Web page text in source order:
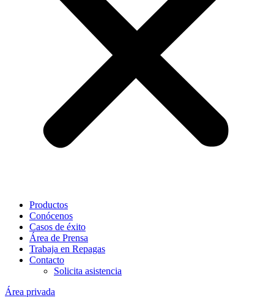
Productos
Conócenos
Casos de éxito
Área de Prensa
Trabaja en Repagas
Contacto
Solicita asistencia
Área privada